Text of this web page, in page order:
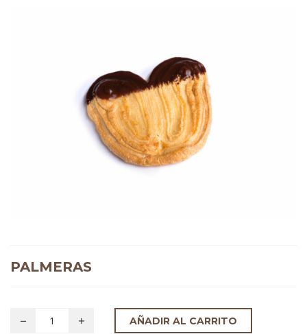
PALMERAS
AÑADIR AL CARRITO